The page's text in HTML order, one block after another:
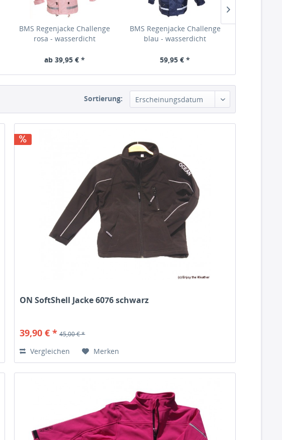
BMS Regenjacke Challenge
rosa - wasserdicht
ab 39,95 € *
BMS Regenjacke Challenge
blau - wasserdicht
59,95 € *
Sortierung:
ON SoftShell Jacke 6076 schwarz
39,90 € * 45,00 € *
Vergleichen Merken